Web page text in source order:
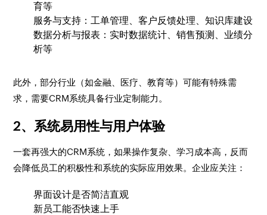
育等
服务与支持：工单管理、客户反馈处理、知识库建设
数据分析与报表：实时数据统计、销售预测、业绩分
析等
此外，部分行业（如金融、医疗、教育等）可能有特殊需
求，需要CRM系统具备行业定制能力。
2、系统易用性与用户体验
一套再强大的CRM系统，如果操作复杂、学习成本高，反而
会降低员工的积极性和系统的实际应用效果。企业应关注：
界面设计是否简洁直观
新员工能否快速上手